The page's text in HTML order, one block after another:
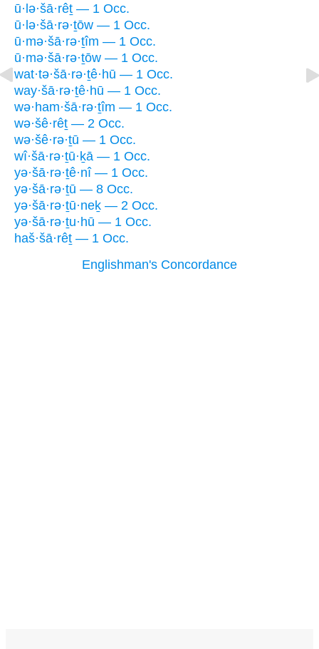
ū·lə·šā·rêṯ — 1 Occ.
ū·lə·šā·rə·ṯōw — 1 Occ.
ū·mə·šā·rə·ṯîm — 1 Occ.
ū·mə·šā·rə·ṯōw — 1 Occ.
wat·tə·šā·rə·ṯê·hū — 1 Occ.
way·šā·rə·ṯê·hū — 1 Occ.
wə·ham·šā·rə·ṯîm — 1 Occ.
wə·šê·rêṯ — 2 Occ.
wə·šê·rə·ṯū — 1 Occ.
wî·šā·rə·ṯū·ḵā — 1 Occ.
yə·šā·rə·ṯê·nî — 1 Occ.
yə·šā·rə·ṯū — 8 Occ.
yə·šā·rə·ṯū·neḵ — 2 Occ.
yə·šā·rə·ṯu·hū — 1 Occ.
haš·šā·rêṯ — 1 Occ.
Englishman's Concordance